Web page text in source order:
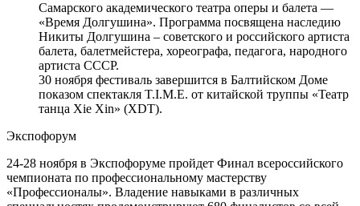
Самарского академического театра оперы и балета —
«Время Долгушина». Программа посвящена наследию
Никиты Долгушина – советского и российского артиста
балета, балетмейстера, хореографа, педагога, народного
артиста СССР.
30 ноября фестиваль завершится в Балтийском Доме
показом спектакля T.I.M.E. от китайской труппы «Театр
танца Xie Xin» (XDT).
Экспофорум
24-28 ноября в Экспофоруме пройдет Финал всероссийского
чемпионата по профессиональному мастерству
«Профессионалы». Владение навыками в различных